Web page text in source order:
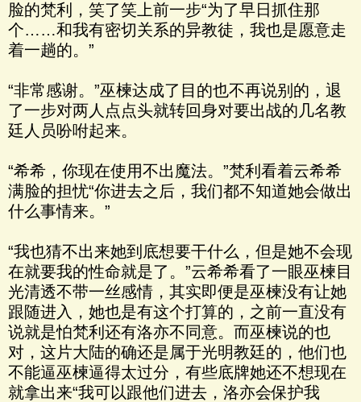
脸的梵利，笑了笑上前一步“为了早日抓住那
个……和我有密切关系的异教徒，我也是愿意走
着一趟的。”
“非常感谢。”巫楝达成了目的也不再说别的，退
了一步对两人点点头就转回身对要出战的几名教
廷人员吩咐起来。
“希希，你现在使用不出魔法。”梵利看着云希希
满脸的担忧“你进去之后，我们都不知道她会做出
什么事情来。”
“我也猜不出来她到底想要干什么，但是她不会现
在就要我的性命就是了。”云希希看了一眼巫楝目
光清透不带一丝感情，其实即便是巫楝没有让她
跟随进入，她也是有这个打算的，之前一直没有
说就是怕梵利还有洛亦不同意。而巫楝说的也
对，这片大陆的确还是属于光明教廷的，他们也
不能逼巫楝逼得太过分，有些底牌她还不想现在
就拿出来“我可以跟他们进去，洛亦会保护我